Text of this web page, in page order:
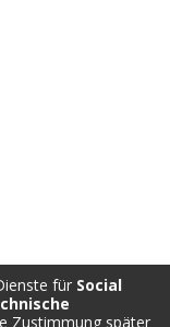
für Social
Zustimmung später